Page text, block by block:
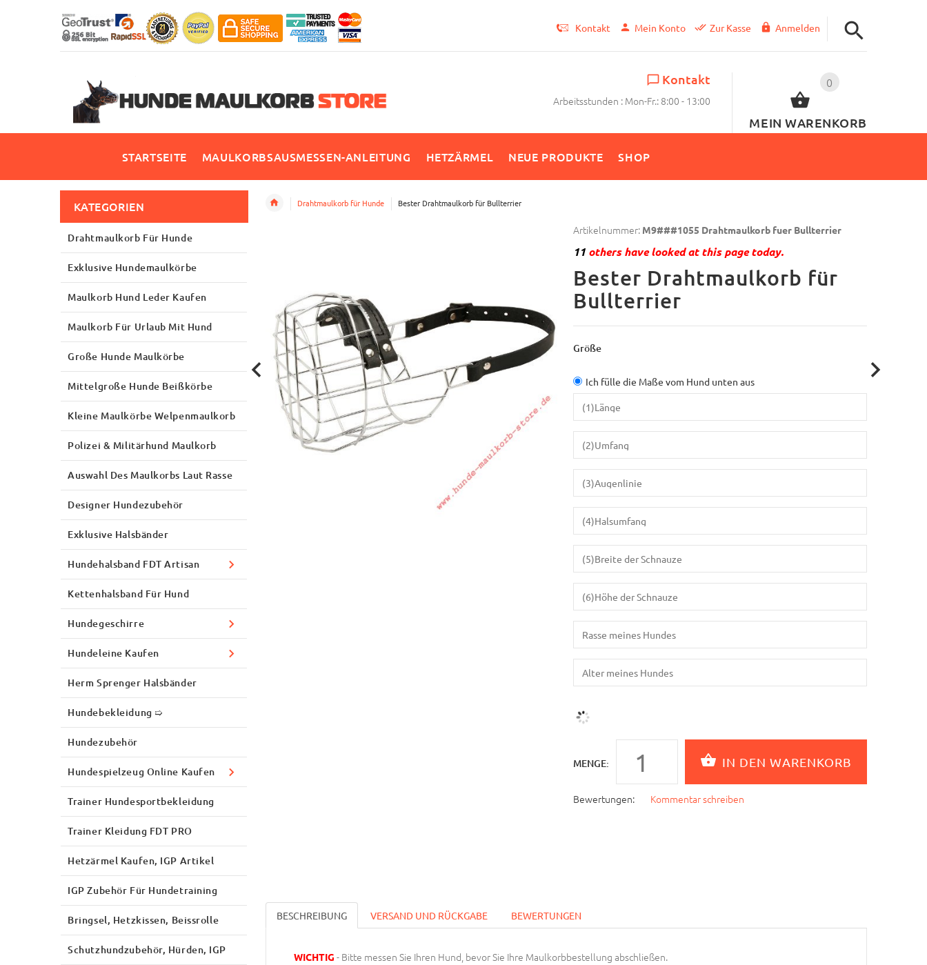
Kontakt Mein Konto Zur Kasse Anmelden
0
MEIN WARENKORB
Kontakt
Arbeitsstunden : Mon-Fr.: 8:00 - 13:00
STARTSEITE MAULKORBSAUSMESSEN-ANLEITUNG HETZÄRMEL NEUE PRODUKTE SHOP
Drahtmaulkorb für Hunde Bester Drahtmaulkorb für Bullterrier
Artikelnummer: M9###1055 Drahtmaulkorb fuer Bullterrier
11others have looked at this page today.
Bester Drahtmaulkorb für
Bullterrier
Größe
Ich fülle die Maße vom Hund unten aus
MENGE:
Bewertungen: Kommentar schreiben
BESCHREIBUNG VERSAND UND RÜCKGABE BEWERTUNGEN
WICHTIG - Bitte messen Sie Ihren Hund, bevor Sie Ihre Maulkorbbestellung abschließen.
KATEGORIEN
Drahtmaulkorb Für Hunde
Exklusive Hundemaulkörbe
Maulkorb Hund Leder Kaufen
Maulkorb Für Urlaub Mit Hund
Große Hunde Maulkörbe
Mittelgroße Hunde Beißkörbe
Kleine Maulkörbe Welpenmaulkorb
Polizei & Militärhund Maulkorb
Auswahl Des Maulkorbs Laut Rasse
Designer Hundezubehör
Exklusive Halsbänder
Hundehalsband FDT Artisan
Kettenhalsband Für Hund
Hundegeschirre
Hundeleine Kaufen
Herm Sprenger Halsbänder
Hundebekleidung ➯
Hundezubehör
Hundespielzeug Online Kaufen
Trainer Hundesportbekleidung
Trainer Kleidung FDT PRO
Hetzärmel Kaufen, IGP Artikel
IGP Zubehör Für Hundetraining
Bringsel, Hetzkissen, Beissrolle
Schutzhundzubehör, Hürden, IGP